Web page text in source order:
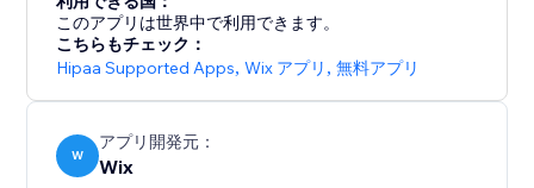
このアプリは世界中で利用できます。
こちらもチェック：
Hipaa Supported Apps,Wix アプリ ,無料アプリ
W
アプリ開発元：
Wix